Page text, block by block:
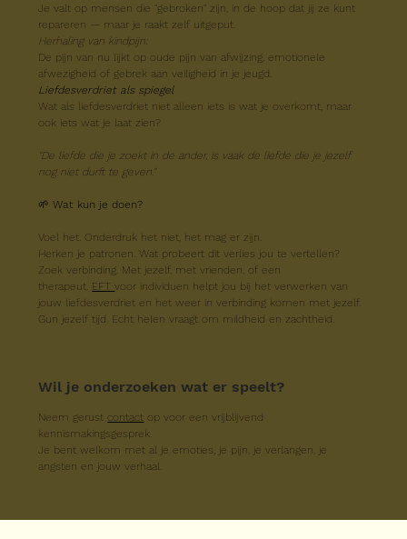
Je valt op mensen die "gebroken" zijn, in de hoop dat jij ze kunt
repareren — maar je raakt zelf uitgeput.
Herhaling van kindpijn:
De pijn van nu lijkt op oude pijn van afwijzing, emotionele
afwezigheid of gebrek aan veiligheid in je jeugd.
Liefdesverdriet als spiegel
Wat als liefdesverdriet niet alleen iets is wat je overkomt, maar
ook iets wat je laat zien?
"De liefde die je zoekt in de ander, is vaak de liefde die je jezelf
nog niet durft te geven."
🌱 Wat kun je doen?
Voel het. Onderdruk het niet, het mag er zijn.
Herken je patronen. Wat probeert dit verlies jou te vertellen?
Zoek verbinding. Met jezelf, met vrienden, of een
therapeut. EFT voor individuen helpt jou bij het verwerken van
jouw liefdesverdriet en het weer in verbinding komen met jezelf.
Gun jezelf tijd. Echt helen vraagt om mildheid en zachtheid.
Wil je onderzoeken wat er speelt?
Neem gerust contact op voor een vrijblijvend
kennismakingsgesprek.
Je bent welkom met al je emoties, je pijn, je verlangen, je
angsten en jouw verhaal.